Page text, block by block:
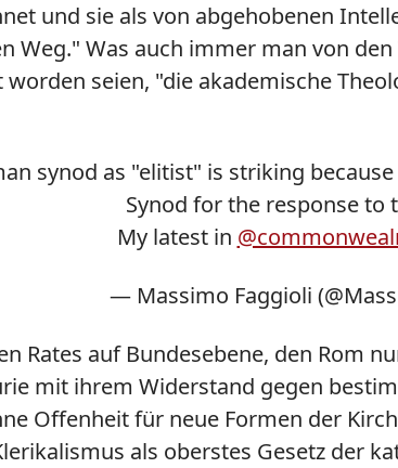
und sie als von abgehobenen
Weg." Was auch immer man von
worden seien, "die akademische
synod as "elitist" is striking
Synod for the response to
My latest in
— Massimo Faggioli
Rates auf Bundesebene, den Rom
mit ihrem Widerstand gegen
Offenheit für neue Formen der
als oberstes Gesetz der